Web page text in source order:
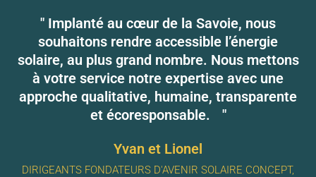
" Implanté au cœur de la Savoie, nous
souhaitons rendre accessible l’énergie
solaire, au plus grand nombre. Nous mettons
à votre service notre expertise avec une
approche qualitative, humaine, transparente
et écoresponsable. "
Yvan et Lionel
DIRIGEANTS FONDATEURS D'AVENIR SOLAIRE CONCEPT,